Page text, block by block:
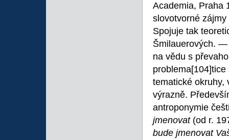
Academia, Praha
slovotvorné
Spojuje tak
Šmilauerových. ―
na vědu s
problema
tematické okruhy,
výrazně.
antroponymie
jmenovat (od r.
bude jmenovat